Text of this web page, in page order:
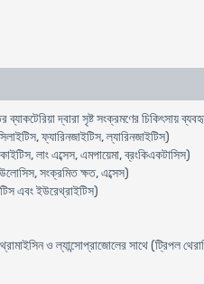
দ্বারা সৃষ্ট সংক্রমণের চিকিৎসায়
ফ্যারিনজাইটিস, ল্যারিনজাইটিস)
লাং এব্সেস, এমপায়েমা, ব্রংকিএকটাসিস)
সংক্রমিত ক্ষত, এব্সেস)
এবং ইউরেথ্রাইটিস)
ও ল্যান্সোপ্রাজোলের সাথে (ট্রিপল